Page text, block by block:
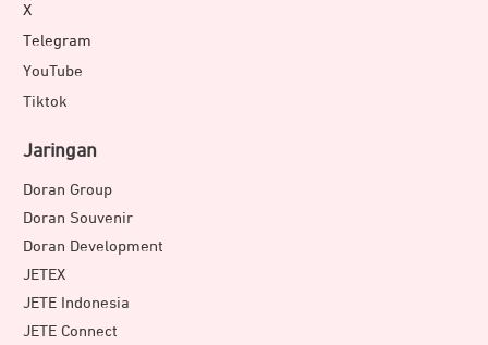
X
Telegram
YouTube
Tiktok
Jaringan
Doran Group
Doran Souvenir
Doran Development
JETEX
JETE Indonesia
JETE Connect